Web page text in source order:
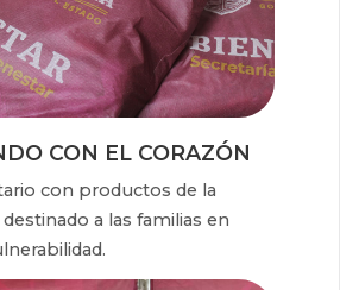
CON EL CORAZÓN
con productos de la
a las familias en